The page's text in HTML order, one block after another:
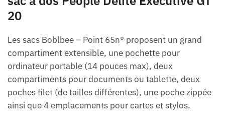
20
Les sacs Boblbee – Point 65n° proposent un grand
compartiment extensible, une pochette pour
ordinateur portable (14 pouces max), deux
compartiments pour documents ou tablette, deux
poches filet (de tailles différentes), une poche zippée
ainsi que 4 emplacements pour cartes et stylos.